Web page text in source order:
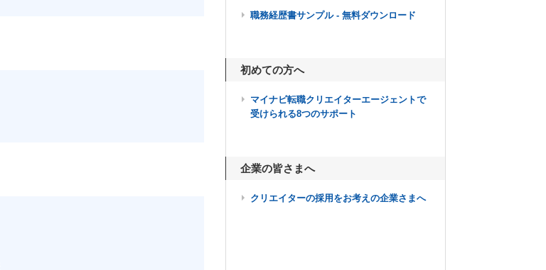
職務経歴書サンプル - 無料ダウンロード
初めての方へ
マイナビ転職クリエイターエージェントで
受けられる8つのサポート
企業の皆さまへ
クリエイターの採用をお考えの企業さまへ